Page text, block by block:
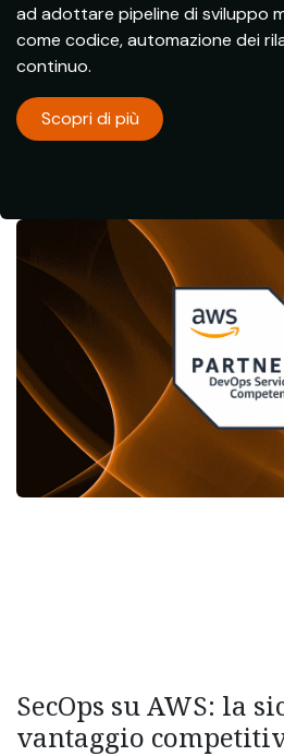
ad adottare pipeline di sviluppo
come codice, automazione dei
continuo.
Scopri di più
SecOps su AWS: la
vantaggio